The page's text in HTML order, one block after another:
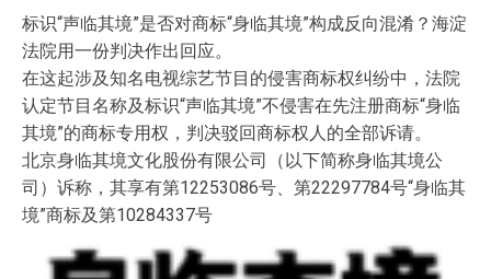
标识“声临其境”是否对商标“身临其境”构成反向混淆？海淀
法院用一份判决作出回应。
在这起涉及知名电视综艺节目的侵害商标权纠纷中，法院
认定节目名称及标识“声临其境”不侵害在先注册商标“身临
其境”的商标专用权，判决驳回商标权人的全部诉请。
北京身临其境文化股份有限公司（以下简称身临其境公
司）诉称，其享有第12253086号、第22297784号“身临其
境”商标及第10284337号